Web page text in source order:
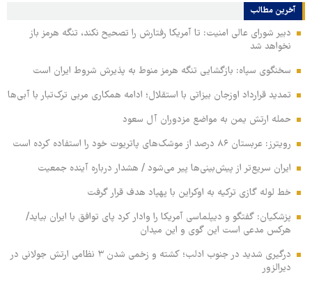
آخرین مطالب
دبیر شورای عالی امنیت: تا آمریکا رفتارش را تصحیح نکند، تنگه هرمز باز
نخواهد شد
سخنگوی سپاه: بازگشایی تنگه هرمز منوط به پذیرش شروط ایران است
تمدید قرارداد اوزجان بیزاتی با استقلال؛ ادامه همکاری مربی ترک‌تبار با آبی‌ها
حمله ارتش یمن به مواضع مزدوران آل سعود
رویترز: عربستان ۸۶ درصد از موشک‌های پاتریوت خود را استفاده کرده است
ایران سریع‌تر از پیش‌بینی‌ها پیر می‌شود / هشدار درباره آینده جمعیت
خط لوله گازی ترکیه به اوکراین با پهپاد هدف قرار گرفت
پزشکیان: گفتگو و دیپلماسی آمریکا را وادار کرد پای توافق با ایران بیاید/
هرکس مدعی است این گوی و این میدان
درگیری شدید در جنوب ادلب؛ کشته و زخمی شدن ۳ نظامی ارتش جولانی در
دیرالزور